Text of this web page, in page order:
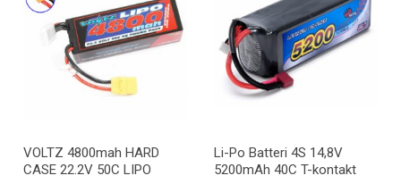
VOLTZ 4800mah HARD
CASE 22.2V 50C LIPO
Li-Po Batteri 4S 14,8V
5200mAh 40C T-kontakt